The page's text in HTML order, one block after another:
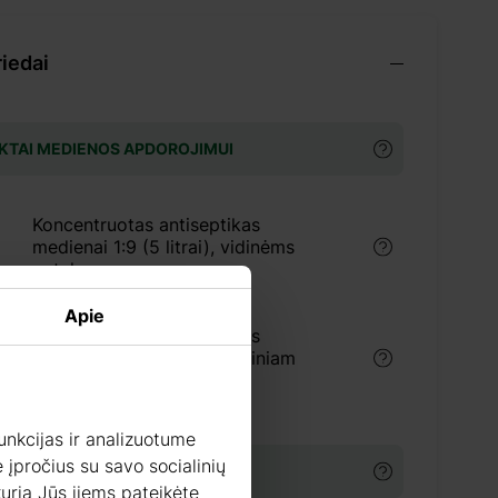
MEDIENOS APDOROJIMUI
Koncentruotas antiseptikas
medienai 1:9 (5 litrai), vidinėms
patalpoms
Koncentruotas antiseptikas
medienai 1:9 (5 litrai), išoriniam
Apie
ir analizuotume
su savo socialinių
Jūs jiems pateikėte